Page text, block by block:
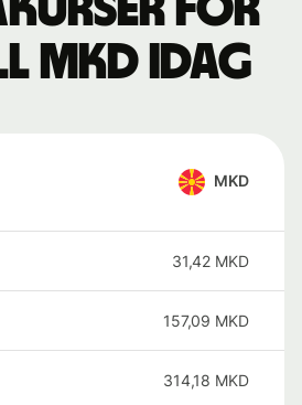
MKD idag
MKD
31,42 MKD
157,09 MKD
314,18 MKD